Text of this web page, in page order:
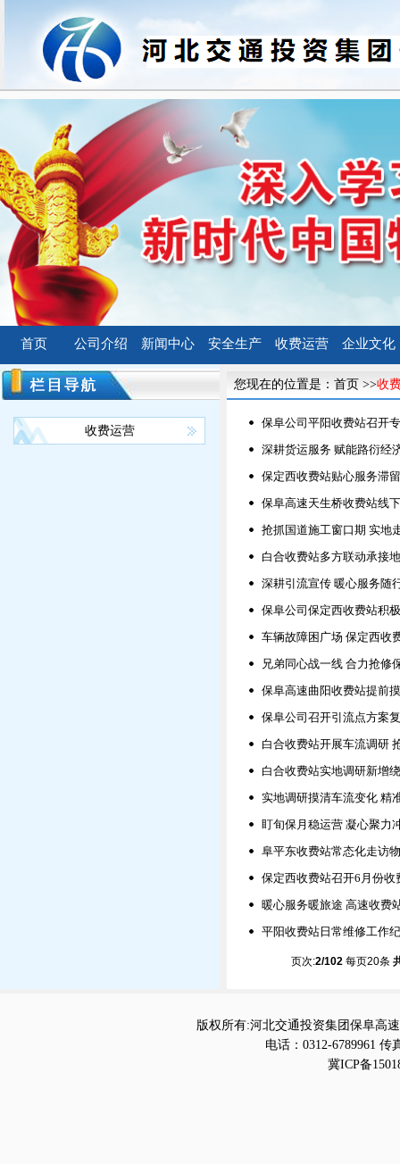
首页 公司介绍 新闻中心 安全生产 收费运营 企业文化
收费运营
您现在的位置是： 首页 >>收
保阜公司平阳收费站召开
深耕货运服务 赋能路衍
保定西收费站贴心服务滞
保阜高速天生桥收费站线
抢抓国道施工窗口期 实地
白合收费站多方联动承接
深耕引流宣传 暖心服务随
保阜公司保定西收费站积
车辆故障困广场 保定西收
兄弟同心战一线 合力抢修
保阜高速曲阳收费站提前
保阜公司召开引流点方案
白合收费站开展车流调研
白合收费站实地调研新增
实地调研摸清车流变化 精
盯旬保月稳运营 凝心聚
阜平东收费站常态化走访
保定西收费站召开6月份收
暖心服务暖旅途 高速收费
平阳收费站日常维修工作
页次:2/102 每页20条
版权所有:河北交通投资集团保阜高
电话：0312-6789961 传
冀ICP备